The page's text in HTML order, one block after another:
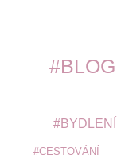
CESTOVÁNÍ